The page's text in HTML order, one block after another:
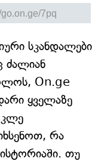
სკანდალები
On.ge
ყველაზე
რა
თუ